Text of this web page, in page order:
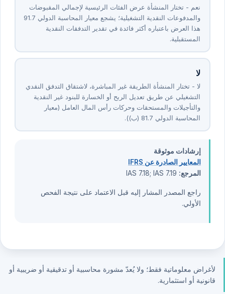
نعم - تختار المنشأة عرض الفئات الرئيسية لإجمالي المقبوضات
هذا العرض باعتباره أكثر فائدة في تقدير التدفقات النقدية
المستقبلية.
لا
لا - تختار المنشأة الطريقة غير المباشرة، لاشتقاق التدفق النقدي
التشغيلي عن طريق تعديل الربح أو الخسارة للبنود غير النقدية
والتأجيلات والمستحقات وحركات رأس المال العامل (معيار
المحاسبة الدولي ⁦7⁩.⁦18⁩ (ب)).
إرشادات موثوقة
المعايير الصادرة عن IFRS
المرجع:
راجع المصدر المشار إليه قبل الاعتماد على نتيجة الفحص
الأولي.
لأغراض معلوماتية فقط؛ ولا يُعدّ مشورة محاسبية أو تدقيقية أو ضريبية أو
قانونية أو استثمارية.